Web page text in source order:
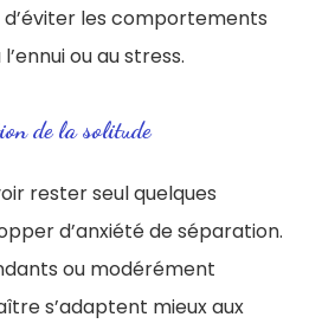
les comportements
ou au stress.
de la solitude
rester seul quelques
d’anxiété de séparation.
ou modérément
s’adaptent mieux aux